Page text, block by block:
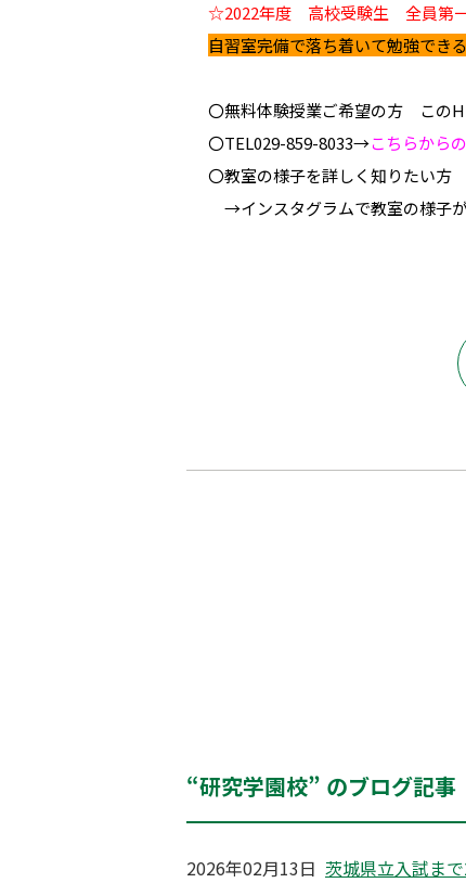
☆2022年度 高校受験生 全員第
自習室完備で落ち着いて勉強できる
〇無料体験授業ご希望の方 この
〇TEL029-859-8033→こちらから
〇教室の様子を詳しく知りたい
→インスタグラムで教室の様子
“研究学園校” のブログ記事
2026年02月13日 茨城県立入試ま